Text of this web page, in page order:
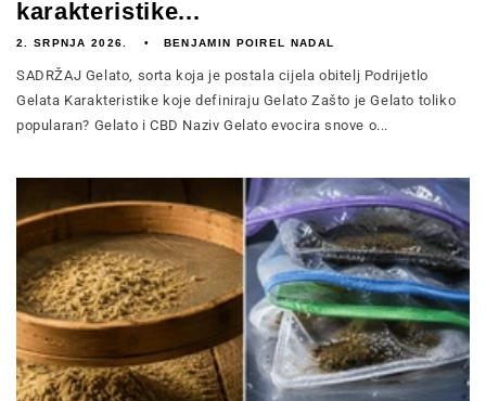
karakteristike...
2. SRPNJA 2026. BENJAMIN POIREL NADAL
SADRŽAJ Gelato, sorta koja je postala cijela obitelj Podrijetlo
Gelata Karakteristike koje definiraju Gelato Zašto je Gelato toliko
popularan? Gelato i CBD Naziv Gelato evocira snove o...